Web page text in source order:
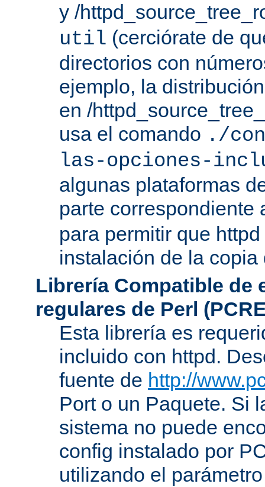
y /
util (cerciórate de
directorios con
ejemplo, la
en /
usa el comando ./
las-opciones-
algunas plataformas
parte
para permitir que
instalación de la
Librería Compatible de
regulares de Perl
Esta librería es
incluido con httpd.
fuente de http://
Port o un Paquete. Si
sistema no puede
config instalado por
utilizando el parámetro